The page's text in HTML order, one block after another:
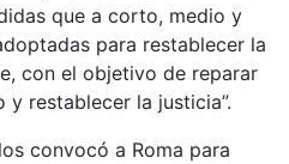
que a corto, medio y
para restablecer la
con el objetivo de reparar
restablecer la justicia”.
convocó a Roma para